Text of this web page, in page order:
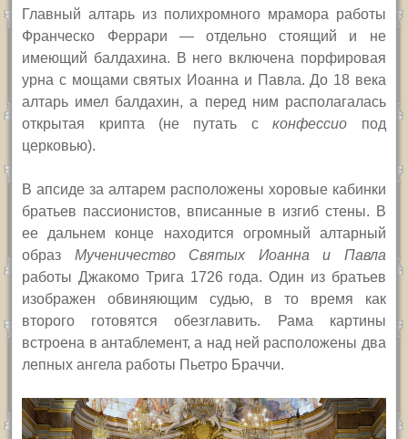
Главный алтарь из полихромного мрамора работы
Франческо Феррари — отдельно стоящий и не
имеющий балдахина. В него включена порфировая
урна с мощами святых Иоанна и Павла. До 18 века
алтарь имел балдахин, а перед ним располагалась
открытая крипта (не путать сконфессио под
церковью).
В апсиде за алтарем расположены хоровые кабинки
братьев пассионистов, вписанные в изгиб стены. В
ее дальнем конце находится огромный алтарный
образ Мученичество Святых Иоанна и Павла
работы Джакомо Трига 1726 года. Один из братьев
изображен обвиняющим судью, в то время как
второго готовятся обезглавить. Рама картины
встроена в антаблемент, а над ней расположены два
лепных ангела работы Пьетро Браччи.